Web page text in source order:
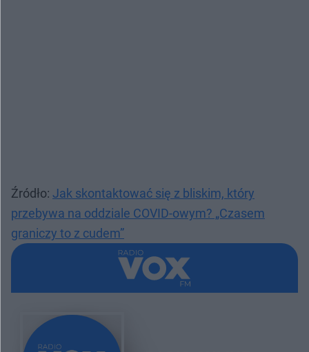
Źródło: Jak skontaktować się z bliskim, który
przebywa na oddziale COVID-owym? „Czasem
graniczy to z cudem”